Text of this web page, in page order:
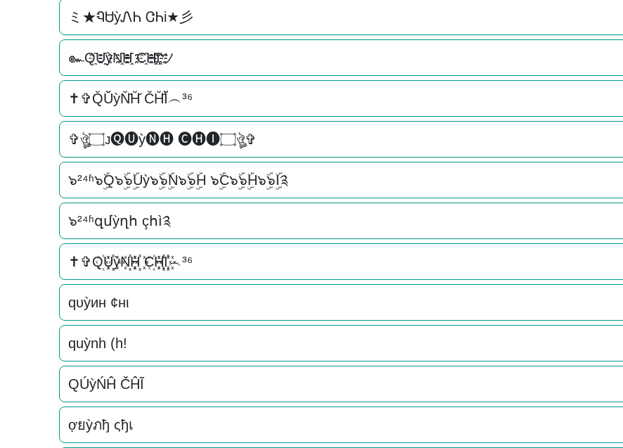
ミ★ᏄᏌỳᏁᏂ ᏣᏂi★彡
๛Q҈U҈҈ỳN҈҈H҈҈ C҈H҈҈I҈҈ツ
✝✞Q̆Ŭ̆ỳN̆̆H̆̆ C̆H̆̆Ĭ̆︵³⁶
✞ঔৣ۝ᴊ🅠🅤ỳ🅝🅗 🅒🅗🅘۝ঔৣ✞
๖²⁴ʱ๖ۣۜQ๖ۣۜ๖ۣۜUỳ๖ۣۜ๖ۣۜN๖ۣۜ๖ۣۜH ๖ۣۜC๖ۣۜ๖ۣۜH๖ۣۜ๖ۣۜI༉
๖²⁴ʱզմỳղհ çհì༉
✝✞Q꙰U꙰꙰ỳN꙰꙰H꙰꙰ C꙰H꙰꙰I꙰꙰︵³⁶
qυỳин ¢нι
quỳnh (h!
QÚỳŃĤ ČĤĨ
ợยỳภђ ςђเ